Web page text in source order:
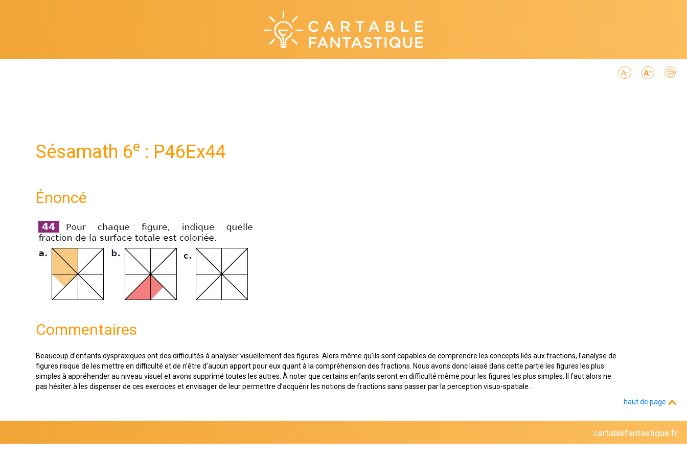
Sésamath 6e : P46Ex44
Énoncé
Commentaires
Beaucoup d’enfants dyspraxiques ont des difficultés à analyser visuellement des figures. Alors même qu’ils sont capables de comprendre les concepts liés aux fractions, l’analyse de
figures risque de les mettre en difficulté et de n’être d’aucun apport pour eux quant à la compréhension des fractions. Nous avons donc laissé dans cette partie les figures les plus
simples à appréhender au niveau visuel et avons supprimé toutes les autres. À noter que certains enfants seront en difficulté même pour les figures les plus simples. Il faut alors ne
pas hésiter à les dispenser de ces exercices et envisager de leur permettre d’acquérir les notions de fractions sans passer par la perception visuo-spatiale.
haut de page
cartablefantastique.fr